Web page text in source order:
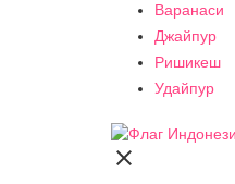
Варанаси
Джайпур
Ришикеш
Удайпур
